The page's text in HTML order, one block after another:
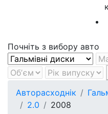
Почніть з вибору авто
Авторасходнік
2.0
2008